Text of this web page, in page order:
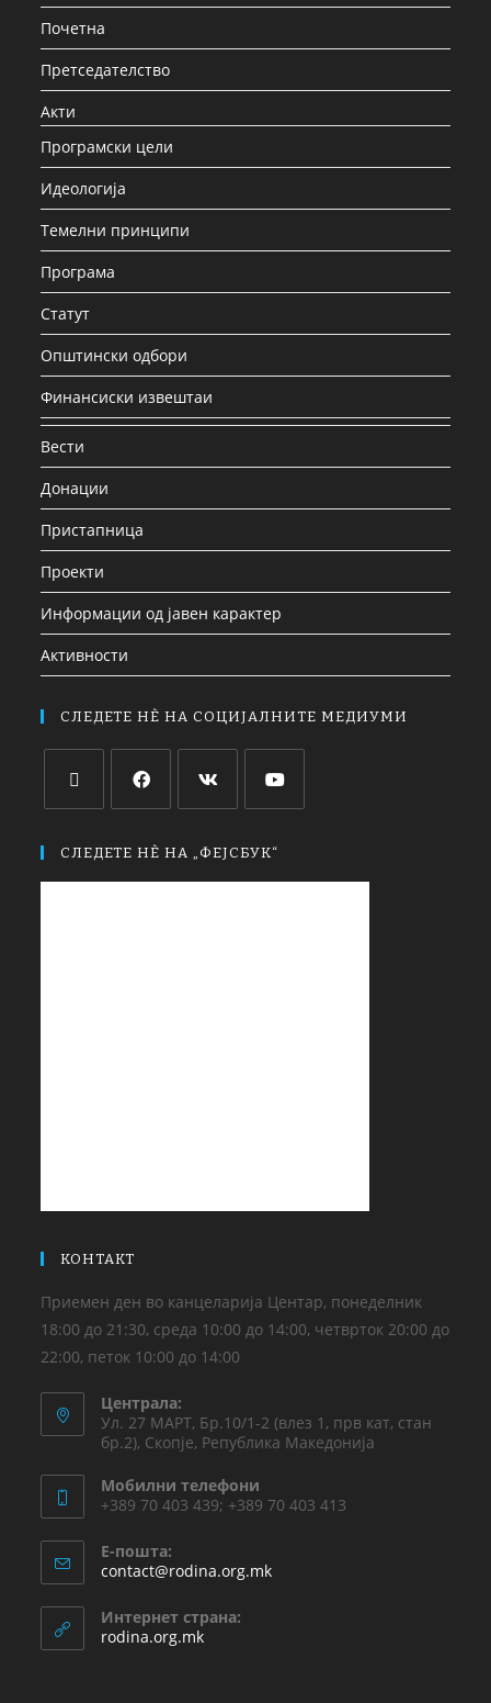
Почетна
Претседателство
Акти
Програмски цели
Идеологија
Темелни принципи
Програма
Статут
Општински одбори
Финансиски извештаи
Вести
Донации
Пристапница
Проекти
Информации од јавен карактер
Активности
СЛЕДЕТЕ НЀ НА СОЦИЈАЛНИТЕ МЕДИУМИ
СЛЕДЕТЕ НЀ НА „ФЕЈСБУК“
КОНТАКТ
Приемен ден во канцеларија Центар, понеделник
18:00 до 21:30, среда 10:00 до 14:00, четврток 20:00 до
22:00, петок 10:00 до 14:00
Централа:
Ул. 27 МАРТ, Бр.10/1-2 (влез 1, прв кат, стан
бр.2), Скопје, Република Македонија
Мобилни телефони
+389 70 403 439; +389 70 403 413
Е-пошта:
contact@rodina.org.mk
Интернет страна:
rodina.org.mk